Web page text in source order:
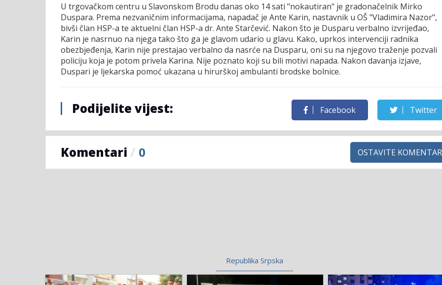
U trgovačkom centru u Slavonskom Brodu danas oko 14 sati "nokautiran" je gradonačelnik Mirko
Duspara. Prema nezvaničnim informacijama, napadač je Ante Karin, nastavnik u OŠ "Vladimira Nazor",
bivši član HSP-a te aktuelni član HSP-a dr. Ante Starčević. Nakon što je Dusparu verbalno izvrijeđao,
Karin je nasrnuo na njega tako što ga je glavom udario u glavu. Kako, uprkos intervenciji radnika
obezbjeđenja, Karin nije prestajao verbalno da nasrće na Dusparu, oni su na njegovo traženje pozvali
policiju koja je potom privela Karina. Nije poznato koji su bili motivi napada. Nakon davanja izjave,
Duspari je ljekarska pomoć ukazana u hirurškoj ambulanti brodske bolnice.
Podijelite vijest: Facebook Twitter
Komentari / 0 OSTAVITE KOMENTAR
Republika Srpska